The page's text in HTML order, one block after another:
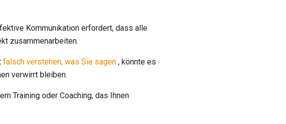
Kommunikation erfordert, dass alle
zusammenarbeiten.
falsch verstehen, was Sie sagen , könnte es
verwirrt bleiben.
Training oder Coaching, das Ihnen